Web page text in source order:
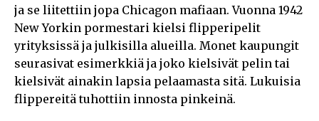
ja se liitettiin jopa Chicagon mafiaan. Vuonna 1942
New Yorkin pormestari kielsi flipperipelit
yrityksissä ja julkisilla alueilla. Monet kaupungit
seurasivat esimerkkiä ja joko kielsivät pelin tai
kielsivät ainakin lapsia pelaamasta sitä. Lukuisia
flippereitä tuhottiin innosta pinkeinä.